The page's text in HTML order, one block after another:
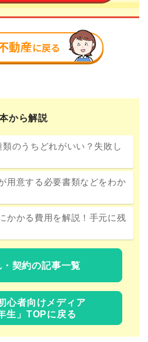
から解説
類のうちどれがいい？失敗し
用意する必要書類などをわか
かかる費用を解説！手元に残
契約の記事一覧
心者向けメディア
生」TOPに戻る